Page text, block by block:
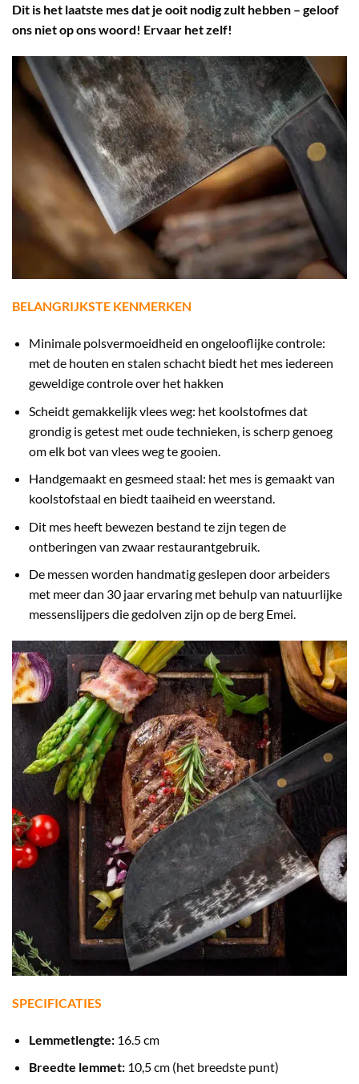
Dit is het laatste mes dat je ooit nodig zult hebben – geloof
ons niet op ons woord! Ervaar het zelf!
BELANGRIJKSTE KENMERKEN
Minimale polsvermoeidheid en ongelooflijke controle:
met de houten en stalen schacht biedt het mes iedereen
geweldige controle over het hakken
Scheidt gemakkelijk vlees weg: het koolstofmes dat
grondig is getest met oude technieken, is scherp genoeg
om elk bot van vlees weg te gooien.
Handgemaakt en gesmeed staal: het mes is gemaakt van
koolstofstaal en biedt taaiheid en weerstand.
Dit mes heeft bewezen bestand te zijn tegen de
ontberingen van zwaar restaurantgebruik.
De messen worden handmatig geslepen door arbeiders
met meer dan 30 jaar ervaring met behulp van natuurlijke
messenslijpers die gedolven zijn op de berg Emei.
SPECIFICATIES
Lemmetlengte:16.5 cm
Breedte lemmet:10,5 cm (het breedste punt)